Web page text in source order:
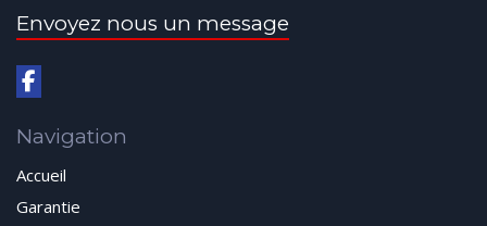
Envoyez nous un message
Navigation
Accueil
Garantie